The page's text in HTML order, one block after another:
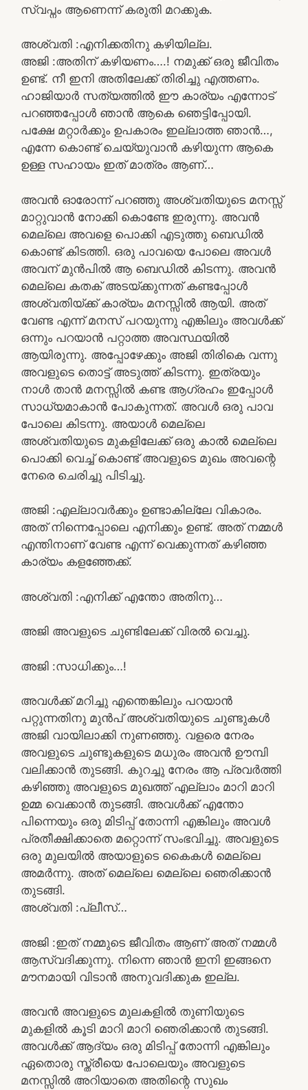
സ്വപ്നം ആണെന്ന് കരുതി മറക്കുക.
അശ്വതി :എനിക്കതിനു കഴിയില്ല.
അജി :അതിന് കഴിയണം….! നമുക്ക് ഒരു ജീവിതം
ഉണ്ട്. നീ ഇനി അതിലേക്ക് തിരിച്ചു എത്തണം.
ഹാജിയാർ സത്യത്തിൽ ഈ കാര്യം എന്നോട്
പറഞ്ഞപ്പോൾ ഞാൻ ആകെ ഞെട്ടിപ്പോയി.
പക്ഷേ മറ്റാർക്കും ഉപകാരം ഇല്ലാത്ത ഞാൻ…,
എന്നേ കൊണ്ട് ചെയ്യുവാൻ കഴിയുന്ന ആകെ
ഉള്ള സഹായം ഇത് മാത്രം ആണ്…
അവൻ ഓരോന്ന് പറഞ്ഞു അശ്വതിയുടെ മനസ്സ്
മാറ്റുവാൻ നോക്കി കൊണ്ടേ ഇരുന്നു. അവൻ
മെല്ലെ അവളെ പൊക്കി എടുത്തു ബെഡിൽ
കൊണ്ട് കിടത്തി. ഒരു പാവയെ പോലെ അവൾ
അവന് മുൻപിൽ ആ ബെഡിൽ കിടന്നു. അവൻ
മെല്ലെ കതക് അടയ്ക്കുന്നത് കണ്ടപ്പോൾ
അശ്വതിയ്ക്ക് കാര്യം മനസ്സിൽ ആയി. അത്
വേണ്ട എന്ന് മനസ് പറയുന്നു എങ്കിലും അവൾക്ക്
ഒന്നും പറയാൻ പറ്റാത്ത അവസ്ഥയിൽ
ആയിരുന്നു. അപ്പോഴേക്കും അജി തിരികെ വന്നു
അവളുടെ തൊട്ട് അടുത്ത് കിടന്നു. ഇത്രയും
നാൾ താൻ മനസ്സിൽ കണ്ട ആഗ്രഹം ഇപ്പോൾ
സാധ്യമാകാൻ പോകുന്നത്. അവൾ ഒരു പാവ
പോലെ കിടന്നു. അയാൾ മെല്ലെ
അശ്വതിയുടെ മുകളിലേക്ക് ഒരു കാൽ മെല്ലെ
പൊക്കി വെച്ച് കൊണ്ട് അവളുടെ മുഖം അവന്റെ
നേരെ ചെരിച്ചു പിടിച്ചു.
അജി :എല്ലാവർക്കും ഉണ്ടാകില്ലേ വികാരം.
അത് നിന്നെപ്പോലെ എനിക്കും ഉണ്ട്. അത് നമ്മൾ
എന്തിനാണ് വേണ്ട എന്ന് വെക്കുന്നത് കഴിഞ്ഞ
കാര്യം കളഞ്ഞേക്ക്.
അശ്വതി :എനിക്ക് എന്തോ അതിനു…
അജി അവളുടെ ചുണ്ടിലേക്ക് വിരൽ വെച്ചു.
അജി :സാധിക്കും…!
അവൾക്ക് മറിച്ചു എന്തെങ്കിലും പറയാൻ
പറ്റുന്നതിനു മുൻപ് അശ്വതിയുടെ ചുണ്ടുകൾ
അജി വായിലാക്കി നുണഞ്ഞു. വളരെ നേരം
അവളുടെ ചുണ്ടുകളുടെ മധുരം അവൻ ഊമ്പി
വലിക്കാൻ തുടങ്ങി. കുറച്ചു നേരം ആ പ്രവർത്തി
കഴിഞ്ഞു അവളുടെ മുഖത്ത് എല്ലാം മാറി മാറി
ഉമ്മ വെക്കാൻ തുടങ്ങി. അവൾക്ക് എന്തോ
പിന്നെയും ഒരു മിടിപ്പ് തോന്നി എങ്കിലും അവൾ
പ്രതീക്ഷിക്കാതെ മറ്റൊന്ന് സംഭവിച്ചു. അവളുടെ
ഒരു മുലയിൽ അയാളുടെ കൈകൾ മെല്ലെ
അമർന്നു. അത് മെല്ലെ മെല്ലെ ഞെരിക്കാൻ
തുടങ്ങി.
അശ്വതി :പ്ലീസ്…
അജി :ഇത് നമ്മുടെ ജീവിതം ആണ് അത് നമ്മൾ
ആസ്വദിക്കുന്നു. നിന്നെ ഞാൻ ഇനി ഇങ്ങനെ
മൗനമായി വിടാൻ അനുവദിക്കുക ഇല്ല.
അവൻ അവളുടെ മുലകളിൽ തുണിയുടെ
മുകളിൽ കൂടി മാറി മാറി ഞെരിക്കാൻ തുടങ്ങി.
അവൾക്ക് ആദ്യം ഒരു മിടിപ്പ് തോന്നി എങ്കിലും
ഏതൊരു സ്ത്രീയെ പോലെയും അവളുടെ
മനസ്സിൽ അറിയാതെ അതിന്റെ സുഖം